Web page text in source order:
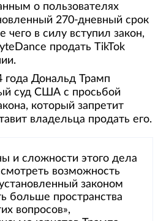
о пользователях
270-дневный срок
чего в силу вступил закон,
продать TikTok
года Дональд Трамп
суд США с просьбой
который запретит
владельца продать его.
и сложности этого дела
возможность
законом
больше пространства
вопросов»,